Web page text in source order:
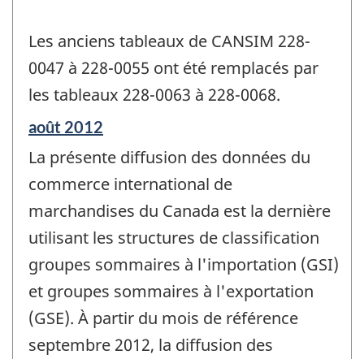
Les anciens tableaux de CANSIM 228-
0047 à 228-0055 ont été remplacés par
les tableaux 228-0063 à 228-0068.
Période
référence
de
-
août 2012
La présente diffusion des données du
commerce international de
marchandises du Canada est la dernière
utilisant les structures de classification
groupes sommaires à l'importation (GSI)
et groupes sommaires à l'exportation
(GSE). À partir du mois de référence
septembre 2012, la diffusion des